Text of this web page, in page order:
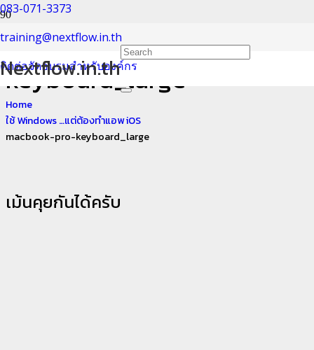
083-071-3373
training@nextflow.in.th
ติดต่อจัดอบรมสำหรับองค์กร
Nextflow.in.th
macbook-pro-
keyboard_large
Home
ใช้ Windows …แต่ต้องทำแอพ iOS
macbook-pro-keyboard_large
เม้นคุยกันได้ครับ